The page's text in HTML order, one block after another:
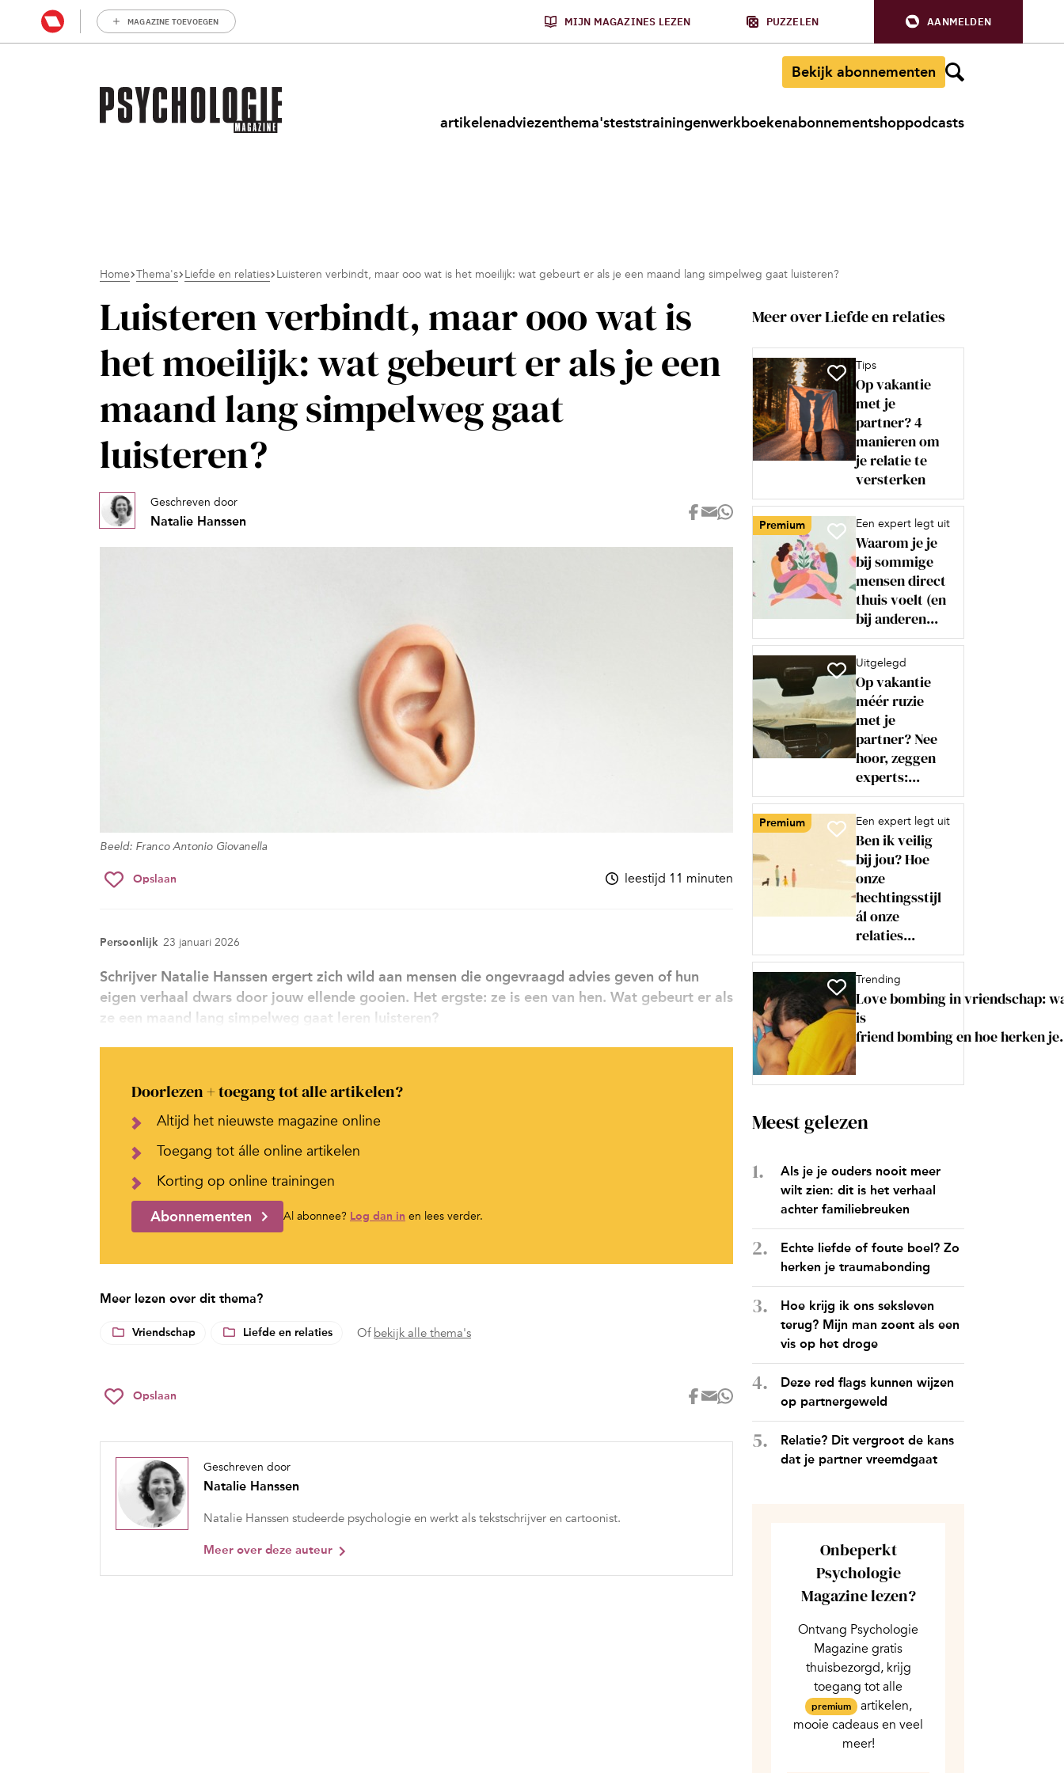
MAGAZINE TOEVOEGEN MIJN MAGAZINES LEZEN PUZZELEN AANMELDEN
Bekijk abonnementen
artikelenadviezenthema'steststrainingenwerkboekenabonnementshoppodcasts
Home Thema's Liefde en relaties Luisteren verbindt, maar ooo wat is het moeilijk: wat gebeurt er als je een maand lang simpelweg gaat luisteren?
Luisteren verbindt, maar ooo wat is
het moeilijk: wat gebeurt er als je een
maand lang simpelweg gaat
luisteren?
Geschreven door
Natalie Hanssen
Beeld: Franco Antonio Giovanella
Opslaan leestijd 11 minuten
Persoonlijk 23 januari 2026
Schrijver Natalie Hanssen ergert zich wild aan mensen die ongevraagd advies geven of hun
eigen verhaal dwars door jouw ellende gooien. Het ergste: ze is een van hen. Wat gebeurt er als
ze een maand lang simpelweg gaat leren luisteren?
Doorlezen + toegang tot alle artikelen?
Altijd het nieuwste magazine online
Toegang tot álle online artikelen
Korting op online trainingen
Abonnementen Al abonnee? Log dan in en lees verder.
Meer lezen over dit thema?
Vriendschap Liefde en relaties Of bekijk alle thema's
Opslaan
Geschreven door
Natalie Hanssen
Natalie Hanssen studeerde psychologie en werkt als tekstschrijver en cartoonist.
Meer over deze auteur
Meer over Liefde en relaties
Tips
Op vakantie
met je
partner? 4
manieren om
je relatie te
versterken
Premium Een expert legt uit
Waarom je je
bij sommige
mensen direct
thuis voelt (en
bij anderen...
Uitgelegd
Op vakantie
méér ruzie
met je
partner? Nee
hoor, zeggen
experts:...
Premium Een expert legt uit
Ben ik veilig
bij jou? Hoe
onze
hechtingsstijl
ál onze
relaties...
Trending
Love bombing in vriendschap:
is
friend bombing en hoe herken
Meest gelezen
Als je je ouders nooit meer
wilt zien: dit is het verhaal
achter familiebreuken
Echte liefde of foute boel? Zo
herken je traumabonding
Hoe krijg ik ons seksleven
terug? Mijn man zoent als een
vis op het droge
Deze red flags kunnen wijzen
op partnergeweld
Relatie? Dit vergroot de kans
dat je partner vreemdgaat
Onbeperkt
Psychologie
Magazine lezen?
Ontvang Psychologie
Magazine gratis
thuisbezorgd, krijg
toegang tot alle
premium artikelen,
mooie cadeaus en veel
meer!